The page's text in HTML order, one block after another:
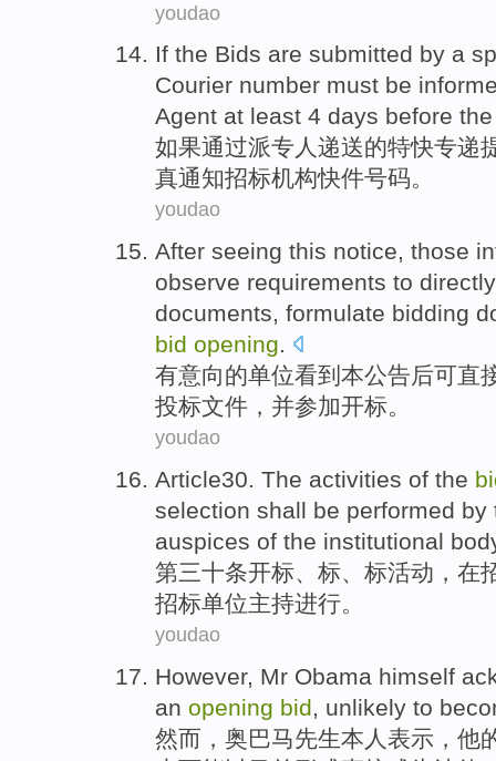
youdao
If the Bids are submitted by a
Courier number must be
Agent at least 4 days before
如果通过派专人 递送的特快专递
真通知招标机构快件号码。
youdao
After seeing this notice, those
observe requirements to directly
documents, formulate bidding
bid opening.
有意向的单位看到 本公告后可直
投标文件， 并参加开标。
youdao
Article30. The activities of the
selection shall be performed by
auspices of the institutional
第三十条开标、标、标活动 ， 在
招标单位主持进行。
youdao
However, Mr Obama himself
an opening bid, unlikely to
然而 ， 奥巴马先生本人 表示， 他